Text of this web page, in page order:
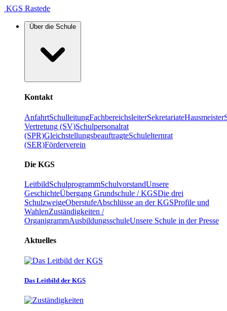
KGS Rastede
Über die Schule
Kontakt
AnfahrtSchulleitungFachbereichsleiterSekretariateHausmeister
Vertretung (SV)Schulpersonalrat
(SPR)GleichstellungsbeauftragteSchulelternrat
(SER)Förderverein
Die KGS
LeitbildSchulprogrammSchulvorstandUnsere
GeschichteÜbergang Grundschule / KGSDie drei
SchulzweigeOberstufeAbschlüsse an der KGSProfile und
WahlenZuständigkeiten /
OrganigrammAusbildungsschuleUnsere Schule in der Presse
Aktuelles
Das Leitbild der KGS